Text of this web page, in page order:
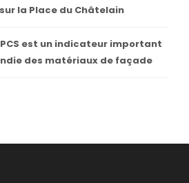
la Place du Châtelain
est un indicateur important
des matériaux de façade